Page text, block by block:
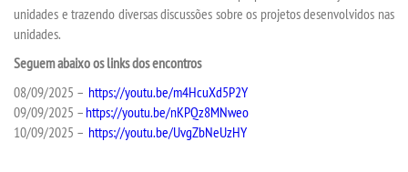
REVISTA REAC
UNIESP NEWS
LOGIN
unidades e trazendo diversas discussões sobre os projetos desenvolvidos nas
unidades.
Seguem abaixo os links dos encontros
08/09/2025 – https://youtu.be/m4HcuXd5P2Y
09/09/2025 – https://youtu.be/nKPQz8MNweo
10/09/2025 – https://youtu.be/UvgZbNeUzHY